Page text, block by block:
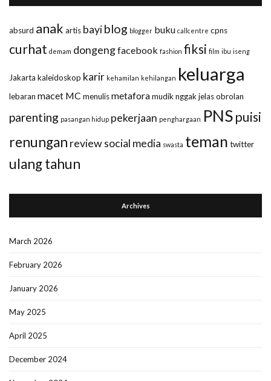
absurd anak artis bayiblog blogger buku callcentre cpns
curhat demam dongengfacebook fashion fiksi film ibu iseng
Jakarta kaleidoskop karir kehamilan kehilangan keluarga
lebaran macet MC menulismetaforamudiknggak jelasobrolan
parenting pasangan hidup pekerjaan penghargaan PNSpuisi
renungan reviewsocial media swasta teman twitter
ulang tahun
Archives
March 2026
February 2026
January 2026
May 2025
April 2025
December 2024